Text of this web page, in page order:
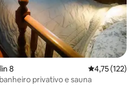
8 4,75 de uma
4,75 (122)
privativo e sauna